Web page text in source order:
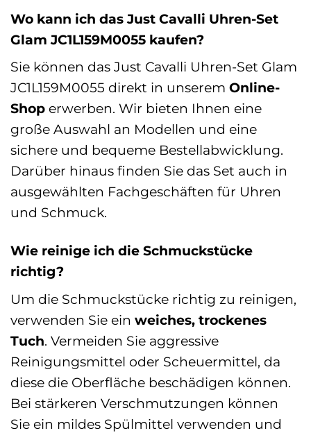
Wo kann ich das Just Cavalli Uhren-Set
Glam JC1L159M0055 kaufen?
Sie können das Just Cavalli Uhren-Set Glam
JC1L159M0055 direkt in unserem Online-
Shop erwerben. Wir bieten Ihnen eine
große Auswahl an Modellen und eine
sichere und bequeme Bestellabwicklung.
Darüber hinaus finden Sie das Set auch in
ausgewählten Fachgeschäften für Uhren
und Schmuck.
Wie reinige ich die Schmuckstücke
richtig?
Um die Schmuckstücke richtig zu reinigen,
verwenden Sie ein weiches, trockenes
Tuch. Vermeiden Sie aggressive
Reinigungsmittel oder Scheuermittel, da
diese die Oberfläche beschädigen können.
Bei stärkeren Verschmutzungen können
Sie ein mildes Spülmittel verwenden und